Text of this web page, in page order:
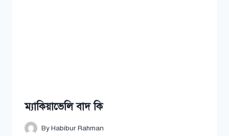
ম্যাকিয়াভেলি বাদ কি
ByHabibur Rahman